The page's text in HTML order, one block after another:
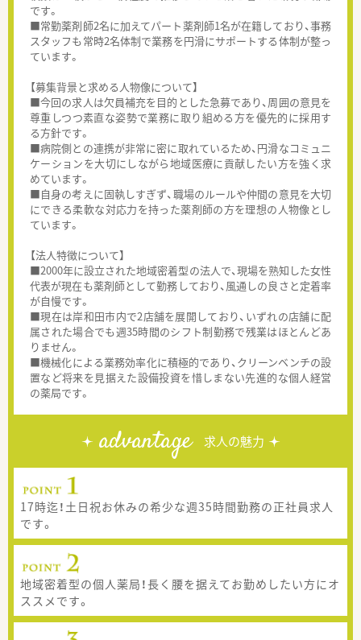
です。
■常勤薬剤師2名に加えてパート薬剤師1名が在籍しており、事務
スタッフも常時2名体制で業務を円滑にサポートする体制が整っ
ています。
【募集背景と求める人物像について】
■今回の求人は欠員補充を目的とした急募であり、周囲の意見を
尊重しつつ素直な姿勢で業務に取り組める方を優先的に採用す
る方針です。
■病院側との連携が非常に密に取れているため、円滑なコミュニ
ケーションを大切にしながら地域医療に貢献したい方を強く求
めています。
■自身の考えに固執しすぎず、職場のルールや仲間の意見を大切
にできる柔軟な対応力を持った薬剤師の方を理想の人物像とし
ています。
【法人特徴について】
■2000年に設立された地域密着型の法人で、現場を熟知した女性
代表が現在も薬剤師として勤務しており、風通しの良さと定着率
が自慢です。
■現在は岸和田市内で2店舗を展開しており、いずれの店舗に配
属された場合でも週35時間のシフト制勤務で残業はほとんどあ
りません。
■機械化による業務効率化に積極的であり、クリーンベンチの設
置など将来を見据えた設備投資を惜しまない先進的な個人経営
の薬局です。
advantage 求人の魅力
17時迄！土日祝お休みの希少な週35時間勤務の正社員求人
です。
地域密着型の個人薬局！長く腰を据えてお勤めしたい方にオ
ススメです。